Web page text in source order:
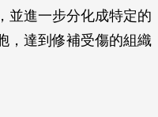
並進一步分化成特定的
，達到修補受傷的組織